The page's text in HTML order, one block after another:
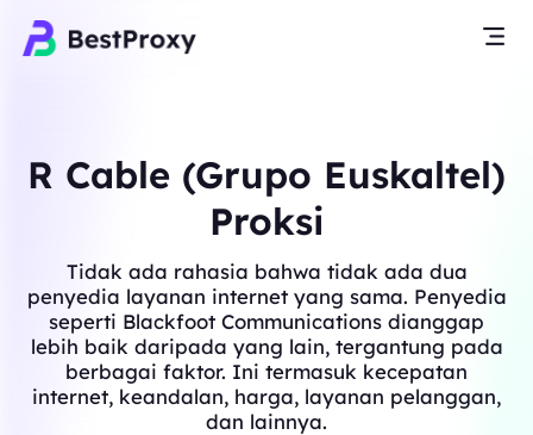
R Cable (Grupo Euskaltel)
Proksi
Tidak ada rahasia bahwa tidak ada dua
penyedia layanan internet yang sama. Penyedia
seperti Blackfoot Communications dianggap
lebih baik daripada yang lain, tergantung pada
berbagai faktor. Ini termasuk kecepatan
internet, keandalan, harga, layanan pelanggan,
dan lainnya.